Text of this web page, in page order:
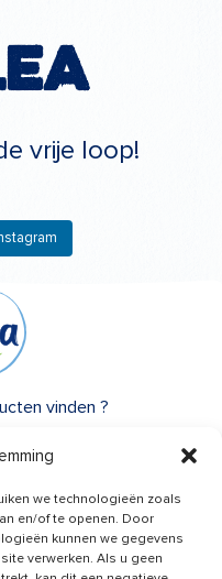
we technologieën zoals
en/of te openen. Door
kunnen we gegevens
verwerken. Als u geen
vrije loop!
nodig?
vinden ?